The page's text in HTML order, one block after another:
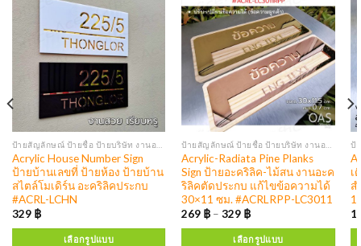
Acrylic House Number Sign
ป้ายบ้านเลขที่ ป้ายห้อง ป้ายบ้าน
สไตล์โมเดิร์น อะคริลิคประกบ
#ACRL-LCHN
329 ฿
เลือกรูปแบบ
Acrylic-Radiata Pine Planks
Sign ป้ายอะคริลิค-ไม้สน งานอะค
ริลิคตัดประกบ แก้ไขข้อความได้
30×11 ซม. #ACRLRPP-LC3011
269 ฿ –329 ฿
เลือกรูปแบบ
เ
ส